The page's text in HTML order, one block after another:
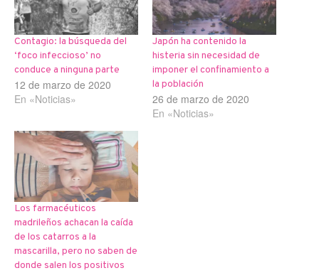
Contagio: la búsqueda del
‘foco infeccioso’ no
conduce a ninguna parte
12 de marzo de 2020
En «Noticias»
Japón ha contenido la
histeria sin necesidad de
imponer el confinamiento a
la población
26 de marzo de 2020
En «Noticias»
Los farmacéuticos
madrileños achacan la caída
de los catarros a la
mascarilla, pero no saben de
donde salen los positivos